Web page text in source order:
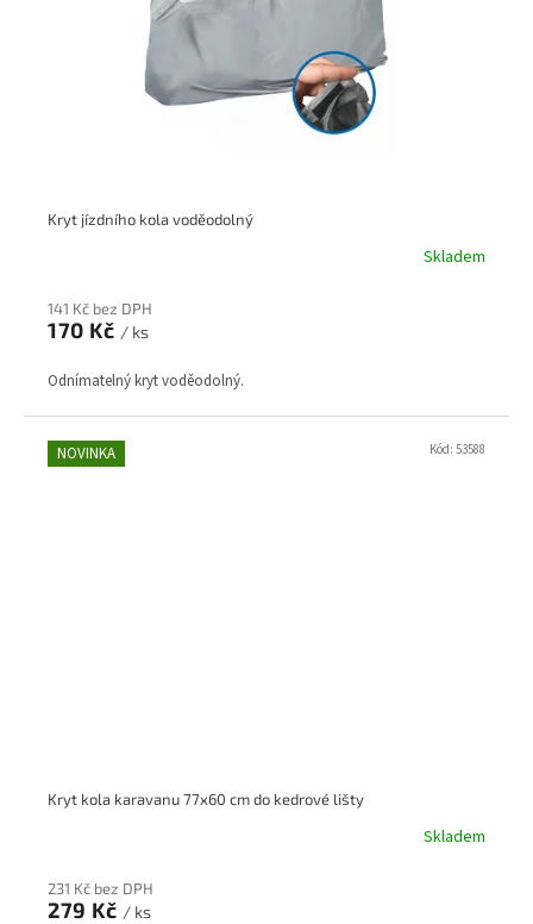
Kryt jízdního kola voděodolný
Skladem
141 Kč bez DPH
170 Kč / ks
Odnímatelný kryt voděodolný.
NOVINKA
Kryt kola karavanu 77x60 cm do kedrové lišty
Skladem
231 Kč bez DPH
279 Kč / ks
Kód: 53588